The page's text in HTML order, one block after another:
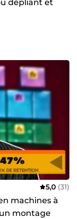
dépliant et
5,0 (31)
machines à
un montage